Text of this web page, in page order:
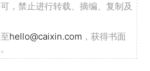
，禁止进行转载、摘编、复制及
hello@caixin.com ，获得书面